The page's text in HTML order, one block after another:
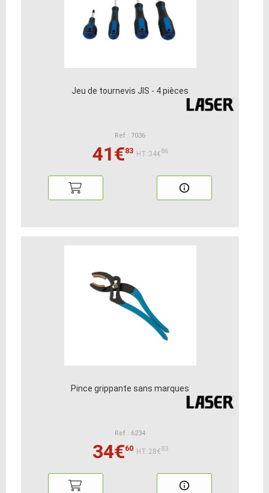
Jeu de tournevis JIS - 4 pièces
Ref : 7036
41€83 HT:34€86
Pince grippante sans marques
Ref : 6234
34€60 HT:28€83